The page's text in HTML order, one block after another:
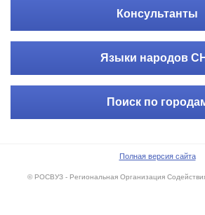
Консультанты
Языки народов
Поиск по
Полная версия сайта
© РОСВУЗ - Региональная Организация